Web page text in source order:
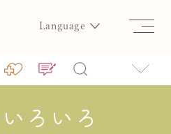
Language
ろいろ